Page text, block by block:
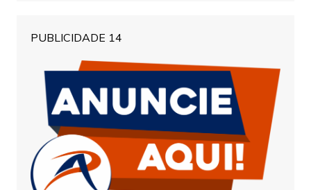
PUBLICIDADE 14